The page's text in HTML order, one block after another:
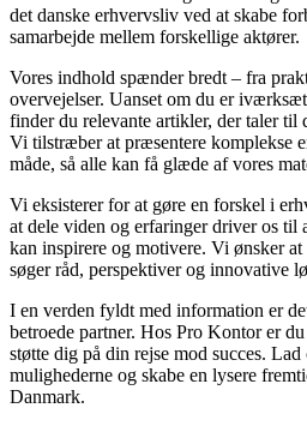
det danske erhvervsliv ved at skabe
samarbejde mellem forskellige aktører.
Vores indhold spænder bredt – fra
overvejelser. Uanset om du er
finder du relevante artikler, der taler til
Vi tilstræber at præsentere komplekse
måde, så alle kan få glæde af vores
Vi eksisterer for at gøre en forskel i
at dele viden og erfaringer driver os til
kan inspirere og motivere. Vi ønsker
søger råd, perspektiver og innovative
I en verden fyldt med information er
betroede partner. Hos Pro Kontor er
støtte dig på din rejse mod succes.
mulighederne og skabe en lysere
Danmark.